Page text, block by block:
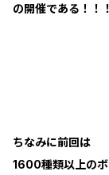
の開催である！！！
ちなみに前回は
1600種類以上の